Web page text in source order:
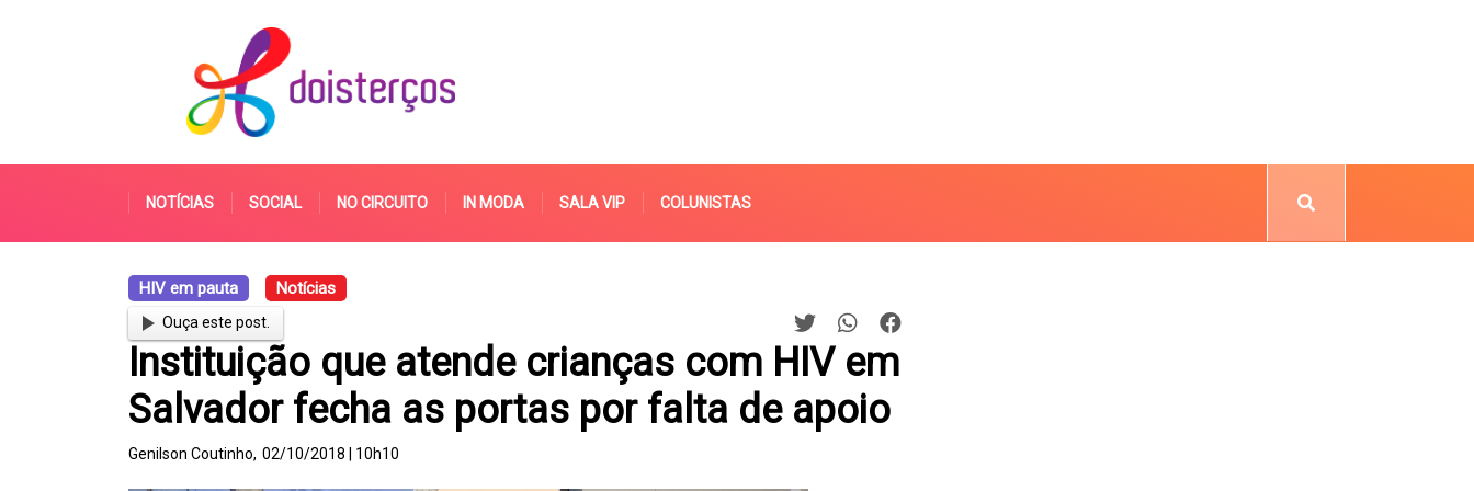
NOTÍCIAS SOCIAL NO CIRCUITO IN MODA SALA VIP COLUNISTAS
HIV em pauta Notícias
Ouça este post.
Instituição que atende crianças com HIV em
Salvador fecha as portas por falta de apoio
Genilson Coutinho, 02/10/2018 | 10h10